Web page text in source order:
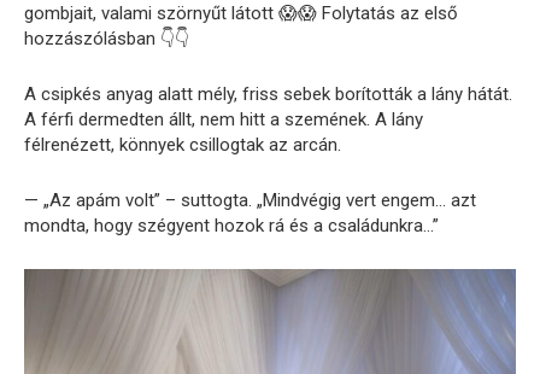
gombjait, valami szörnyűt látott 😱😱 Folytatás az első
hozzászólásban 👇👇
A csipkés anyag alatt mély, friss sebek borították a lány hátát.
A férfi dermedten állt, nem hitt a szemének. A lány
félrenézett, könnyek csillogtak az arcán.
— „Az apám volt” – suttogta. „Mindvégig vert engem… azt
mondta, hogy szégyent hozok rá és a családunkra…”